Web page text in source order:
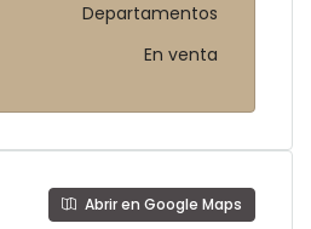
Departamentos
En venta
Abrir en Google Maps